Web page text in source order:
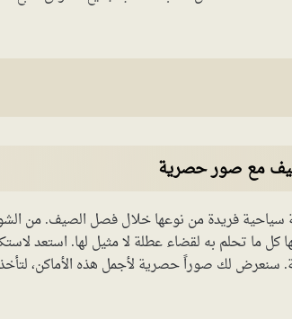
مع صور حصرية
سياحية فريدة من نوعها خلال فصل الصيف. من
كل ما تحلم به لقضاء عطلة لا مثيل لها. استعد
سنعرض لك صوراً حصرية لأجمل هذه الأماكن،